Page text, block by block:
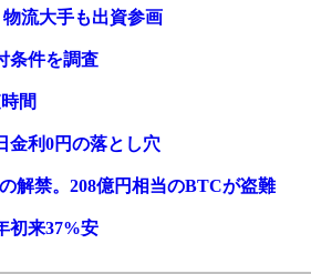
流大手も出資参画
条件を調査
間
金利0円の落とし穴
解禁。208億円相当のBTCが盗難
初来37%安